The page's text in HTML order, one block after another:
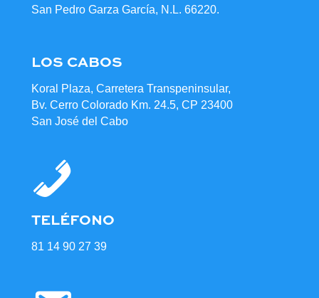
San Pedro Garza García, N.L. 66220.
LOS CABOS
Koral Plaza, Carretera Transpeninsular,
Bv. Cerro Colorado Km. 24.5, CP 23400
San José del Cabo
TELÉFONO
81 14 90 27 39